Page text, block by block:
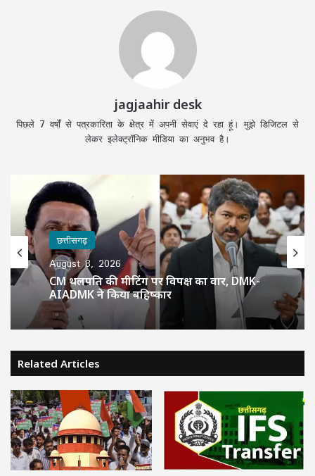
jagjaahir desk
पिछले 7 वर्षों से पत्रकारिता के क्षेत्र में अपनी सेवाएं दे रहा हूं। मुझे डिजिटल से
लेकर इलेक्ट्रॉनिक मीडिया का अनुभव है।
छत्तीसगढ़
August 8, 2026
CM थलपति की मीटिंग पर विपक्ष का वार, DMK-
AIADMK ने किया बहिष्कार
Related Articles